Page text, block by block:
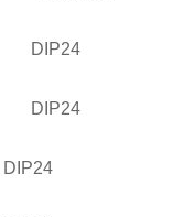
DIP24
DIP24
DIP24